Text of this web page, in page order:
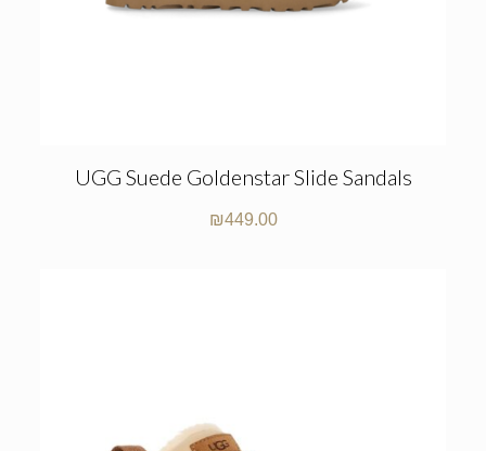
UGG Suede Goldenstar Slide Sandals
₪449.00